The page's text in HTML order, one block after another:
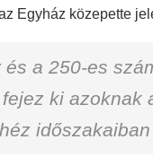
Egyház közepette
a 250-es
ki azoknak